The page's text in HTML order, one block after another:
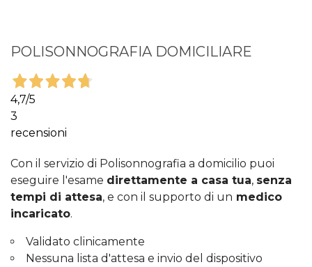
POLISONNOGRAFIA DOMICILIARE
4,7/5
3
recensioni
Con il servizio di Polisonnografia a domicilio puoi
eseguire l'esame direttamente a casa tua, senza
tempi di attesa, e con il supporto di un medico
incaricato.
Validato clinicamente
Nessuna lista d'attesa e invio del dispositivo